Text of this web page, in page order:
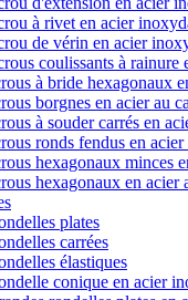
à rivet en acier
de vérin en acier
coulissants à rainure
à bride hexagonaux
borgnes en acier au
à souder carrés en
ronds fendus en
hexagonaux minces
hexagonaux en acier
plates
carrées
élastiques
conique en acier